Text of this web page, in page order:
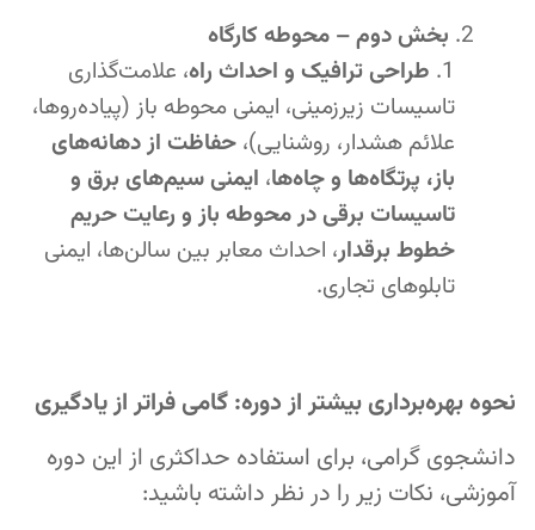
بخش دوم – محوطه کارگاه
طراحی ترافیک و احداث راه، علامت‌گذاری
تاسیسات زیرزمینی، ایمنی محوطه باز (پیاده‌روها،
علائم هشدار، روشنایی)، حفاظت از دهانه‌های
باز، پرتگاه‌ها و چاه‌ها، ایمنی سیم‌های برق و
تاسیسات برقی در محوطه باز و رعایت حریم
خطوط برقدار، احداث معابر بین سالن‌ها، ایمنی
تابلوهای تجاری.
نحوه بهره‌برداری بیشتر از دوره: گامی فراتر از یادگیری
دانشجوی گرامی، برای استفاده حداکثری از این دوره
آموزشی، نکات زیر را در نظر داشته باشید: